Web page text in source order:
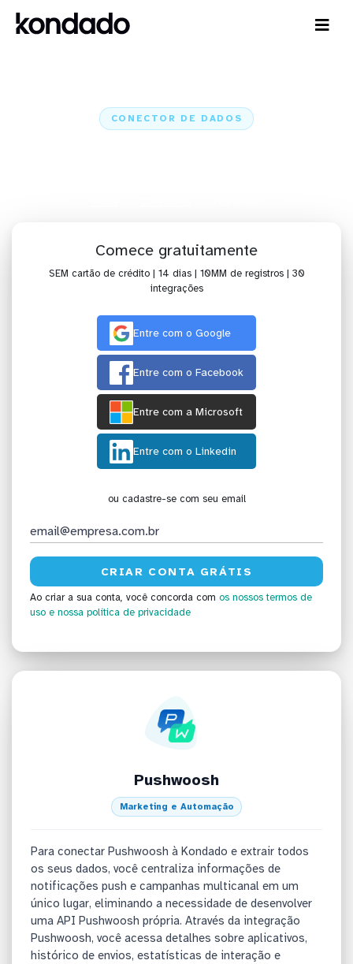
CONECTOR DE DADOS
Comece gratuitamente
SEM cartão de crédito | 14 dias | 10MM de registros | 30
integrações
Entre com o Google
Entre com o Facebook
Entre com a Microsoft
Entre com o Linkedin
ou cadastre-se com seu email
Ao criar a sua conta, você concorda com os nossos termos de
uso e nossa política de privacidade
Pushwoosh
Marketing e Automação
Para conectar Pushwoosh à Kondado e extrair todos
os seus dados, você centraliza informações de
notificações push e campanhas multicanal em um
único lugar, eliminando a necessidade de desenvolver
uma API Pushwoosh própria. Através da integração
Pushwoosh, você acessa detalhes sobre aplicativos,
histórico de envios, estatísticas de interação e